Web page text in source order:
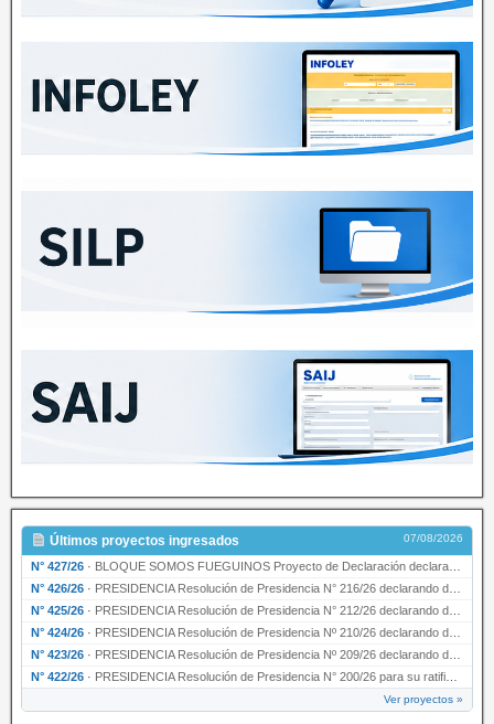
Últimos proyectos ingresados 07/08/2026
N° 427/26 · BLOQUE SOMOS FUEGUINOS Proyecto de Declaración declarando de interés provincial PRESIDENCI…
N° 426/26 · PRESIDENCIA Resolución de Presidencia N° 216/26 declarando de interés provincial la labor …
N° 425/26 · PRESIDENCIA Resolución de Presidencia N° 212/26 declarando de interés provincial el “50° A…
N° 424/26 · PRESIDENCIA Resolución de Presidencia Nº 210/26 declarando de interés provincial el proyec…
N° 423/26 · PRESIDENCIA Resolución de Presidencia Nº 209/26 declarando de interés provincial la presen…
N° 422/26 · PRESIDENCIA Resolución de Presidencia N° 200/26 para su ratificación.
Ver proyectos »